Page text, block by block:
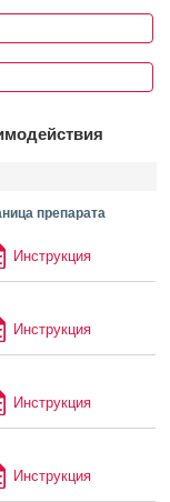
препарата
Инструкция
Инструкция
Инструкция
Инструкция